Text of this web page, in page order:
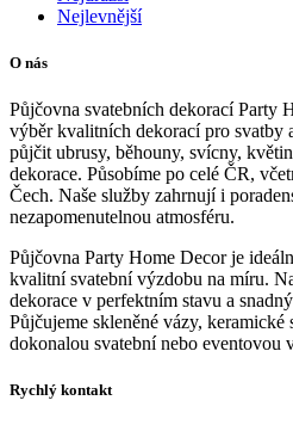
Nejlevnější
O nás
Půjčovna svatebních dekorací Party
výběr kvalitních dekorací pro svatby
půjčit ubrusy, běhouny, svícny,
dekorace. Působíme po celé ČR,
Čech. Naše služby zahrnují i
nezapomenutelnou atmosféru.
Půjčovna Party Home Decor je
kvalitní svatební výzdobu na míru.
dekorace v perfektním stavu a
Půjčujeme skleněné vázy,
dokonalou svatební nebo eventovou
Rychlý kontakt